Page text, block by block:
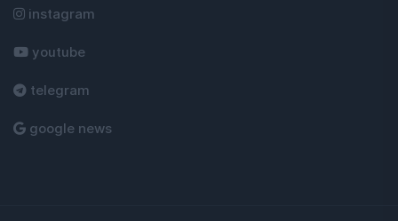
instagram
youtube
telegram
google news